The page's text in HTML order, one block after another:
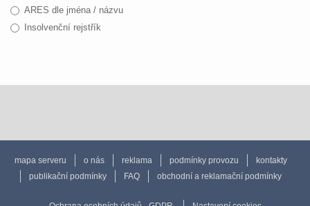
ARES dle jména / názvu
Insolvenční rejstřík
mapa serveru o nás reklama podmínky provozu
kontakty
publikační podmínky
FAQ obchodní a reklamační podmínky